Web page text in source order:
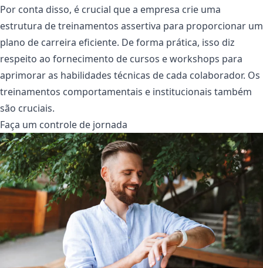
Por conta disso, é crucial que a empresa crie uma
estrutura de treinamentos assertiva para proporcionar um
plano de carreira eficiente. De forma prática, isso diz
respeito ao fornecimento de cursos e workshops para
aprimorar as habilidades técnicas de cada colaborador. Os
treinamentos comportamentais e institucionais também
são cruciais.
Faça um controle de jornada